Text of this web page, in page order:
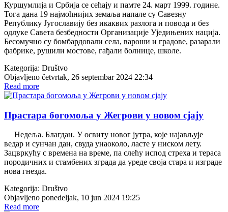
Куршумлија и Србија се сећају и памте 24. март 1999. године.
Тога дана 19 најмоћнијих земаља напале су Савезну
Републику Југославију без икаквих разлога и повода и без
одлуке Савета безбедности Организације Уједињених нација.
Бесомучно су бомбардовали села, вароши и градове, разарали
фабрике, рушили мостове, гађали болнице, школе.
Kategorija: Društvo
Objavljeno četvrtak, 26 septembar 2024 22:34
Read more
Прастара богомоља у Жегрови у новом сјају
Недеља. Благдан. У освиту новог јутра, које најављује
ведар и сунчан дан, свуда унаоколо, ласте у ниском лету.
Зацвркућу с времена на време, па слећу испод стреха и тераса
породичних и стамбених зграда да уреде своја стара и изграде
нова гнезда.
Kategorija: Društvo
Objavljeno ponedeljak, 10 jun 2024 19:25
Read more